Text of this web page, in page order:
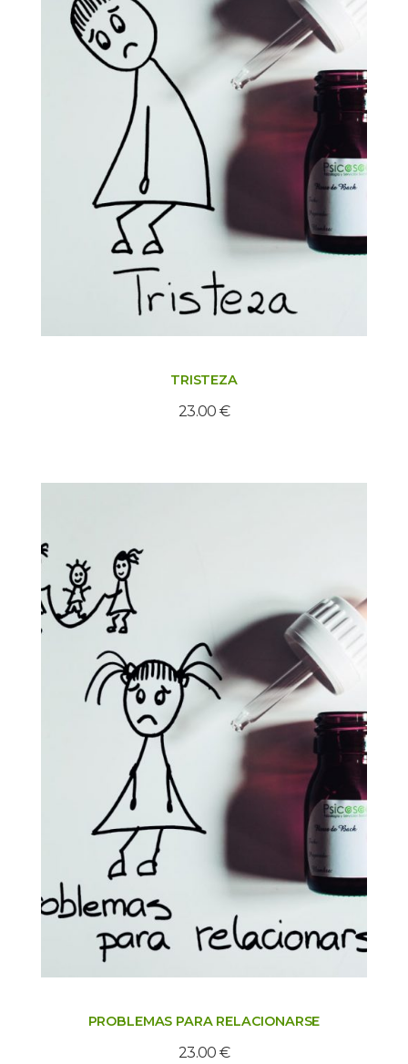
TRISTEZA
23.00 €
PROBLEMAS PARA RELACIONARSE
23.00 €